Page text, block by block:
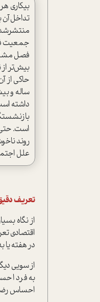
بیکاری
تداخل
جمعیت
بیش‌تر از
داشته
است. حتی
روند
علل
تعریف
از نگاه
اقتصادی
در هفته یا
از سویی
به فرد
احساس